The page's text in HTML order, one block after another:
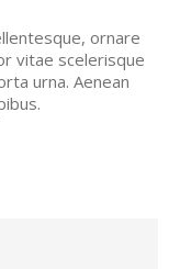
ornare
vitae scelerisque
urna. Aenean